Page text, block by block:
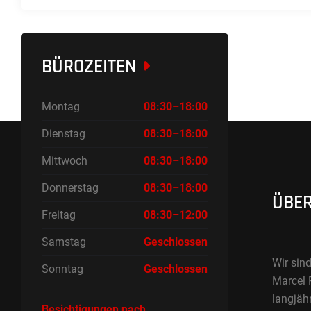
BÜROZEITEN
Montag 08:30–18:00
Dienstag 08:30–18:00
Mittwoch 08:30–18:00
Donnerstag 08:30–18:00
Freitag 08:30–12:00
Samstag Geschlossen
Sonntag Geschlossen
Wir
Marcel